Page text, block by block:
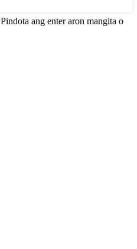
Pindota ang enter aron mangita o